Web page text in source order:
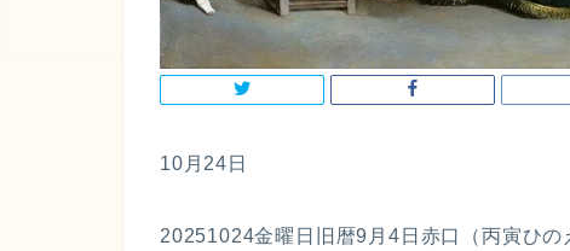
10月24日
20251024金曜日旧暦9月4日赤口（丙寅ひ